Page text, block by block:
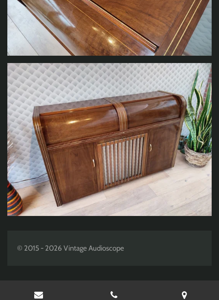
© 2015 - 2026 Vintage Audioscope